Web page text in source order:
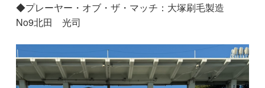
◆プレーヤー・オブ・ザ・マッチ：大塚刷毛製造
No9北田 光司